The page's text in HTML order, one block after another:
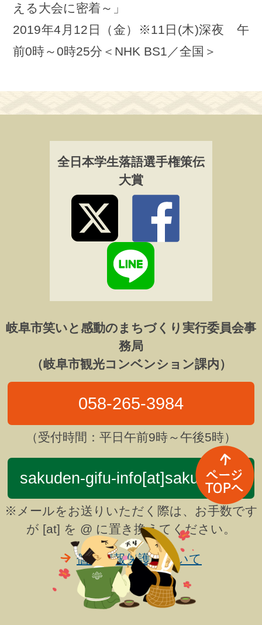
える大会に密着～」
2019年4月12日（金）※11日(木)深夜 午
前0時～0時25分＜NHK BS1／全国＞
全日本学生落語選手権策伝
大賞
岐阜市笑いと感動のまちづくり実行委員会事
務局
（岐阜市観光コンベンション課内）
058-265-3984
（受付時間：平日午前9時～午後5時）
sakuden-gifu-info[at]sakuden.jp
※メールをお送りいただく際は、お手数です
が [at] を @ に置き換えてください。
個人情報保護について